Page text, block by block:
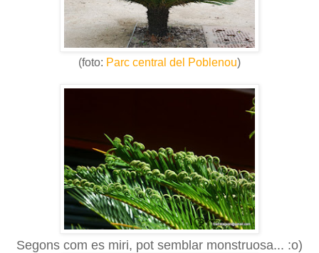
(foto: Parc central del Poblenou)
Segons com es miri, pot semblar monstruosa... :o)